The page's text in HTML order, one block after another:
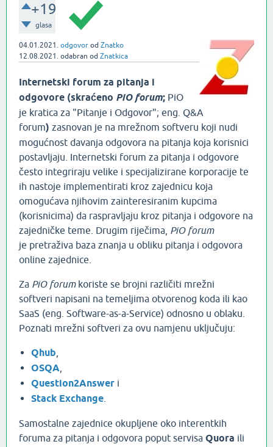
+19
glasa
04.01.2021. odgovor od Znatko
12.08.2021. odabran od Znatkica
Internetski forum za pitanja i
odgovore (skraćeno PiO forum; PiO
je kratica za "Pitanje i Odgovor"; eng. Q&A
forum) zasnovan je na mrežnom softveru koji nudi
mogućnost davanja odgovora na pitanja koja korisnici
postavljaju. Internetski forum za pitanja i odgovore
često integriraju velike i specijalizirane korporacije te
ih nastoje implementirati kroz zajednicu koja
omogućava njihovim zainteresiranim kupcima
(korisnicima) da raspravljaju kroz pitanja i odgovore na
zajedničke teme. Drugim riječima, PiO forum
je pretraživa baza znanja u obliku pitanja i odgovora
online zajednice.
Za PiO forumkoriste se brojni različiti mrežni
softveri napisani na temeljima otvorenog koda ili kao
SaaS (eng. Software-as-a-Service) odnosno u oblaku.
Poznati mrežni softveri za ovu namjenu uključuju:
Qhub
OSQA
Question2Answer i
Stack Exchange
Samostalne zajednice okupljene oko interentkih
foruma za pitanja i odgovora poput servisa Quora ili